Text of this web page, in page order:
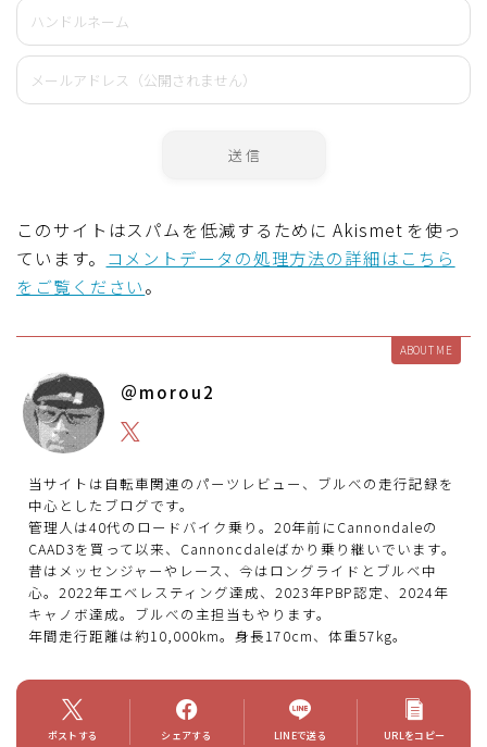
このサイトはスパムを低減するために Akismet を使っ
ています。 コメントデータの処理方法の詳細はこちら
をご覧ください。
ABOUT ME
＠morou2
当サイトは自転車関連のパーツレビュー、ブルべの走行記録を
中心としたブログです。
管理人は40代のロードバイク乗り。20年前にCannondaleの
CAAD3を買って以来、Cannoncdaleばかり乗り継いでいます。
昔はメッセンジャーやレース、今はロングライドとブルベ中
心。2022年エベレスティング達成、2023年PBP認定、2024年
キャノボ達成。ブルべの主担当もやります。
年間走行距離は約10,000km。身長170cm、体重57kg。
ポストする シェアする LINEで送る URLをコピー